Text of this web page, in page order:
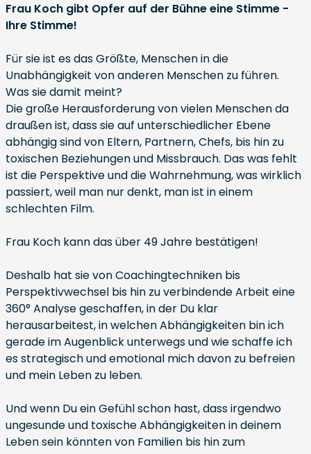
Frau Koch gibt Opfer auf der Bühne eine Stimme -
Ihre Stimme!
Für sie ist es das Größte, Menschen in die
Unabhängigkeit von anderen Menschen zu führen.
Was sie damit meint?
Die große Herausforderung von vielen Menschen da
draußen ist, dass sie auf unterschiedlicher Ebene
abhängig sind von Eltern, Partnern, Chefs, bis hin zu
toxischen Beziehungen und Missbrauch. Das was fehlt
ist die Perspektive und die Wahrnehmung, was wirklich
passiert, weil man nur denkt, man ist in einem
schlechten Film.
Frau Koch kann das über 49 Jahre bestätigen!
Deshalb hat sie von Coachingtechniken bis
Perspektivwechsel bis hin zu verbindende Arbeit eine
360° Analyse geschaffen, in der Du klar
herausarbeitest, in welchen Abhängigkeiten bin ich
gerade im Augenblick unterwegs und wie schaffe ich
es strategisch und emotional mich davon zu befreien
und mein Leben zu leben.
Und wenn Du ein Gefühl schon hast, dass irgendwo
ungesunde und toxische Abhängigkeiten in deinem
Leben sein könnten von Familien bis hin zum